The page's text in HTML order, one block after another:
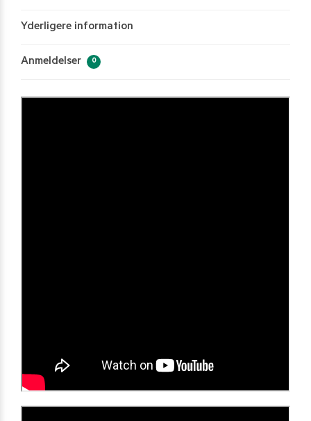
Yderligere information
Anmeldelser 0